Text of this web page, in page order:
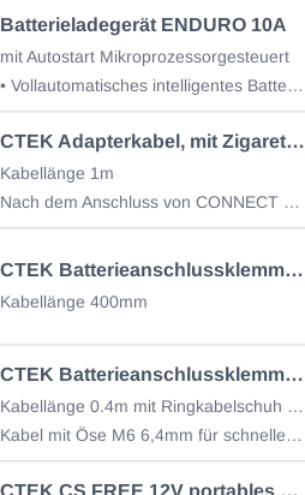
Batterieladegerät ENDURO 10A
mit Autostart Mikroprozessorgesteuert
• Vollautomatisches intelligentes Batterieladegerät mit Autostart
CTEK Adapterkabel, mit Zigarettenanzünder Steckdose
Kabellänge 1m
Nach dem Anschluss von CONNECT CIG SOCKET können Sie Navigationssysteme, Mobiltelefone, Griffheizungen, beheizbare Kleidung usw. betreiben
CTEK Batterieanschlussklemmen 2-pol.
Kabellänge 400mm
CTEK Batterieanschlussklemmen 2-pol. 56260
Kabellänge 0.4m mit Ringkabelschuh M6
Kabel mit Öse M6 6,4mm für schnelles u. einfaches Anschließen ohne Klemmen
CTEK CS FREE 12V portables Batterieladegerät 12V